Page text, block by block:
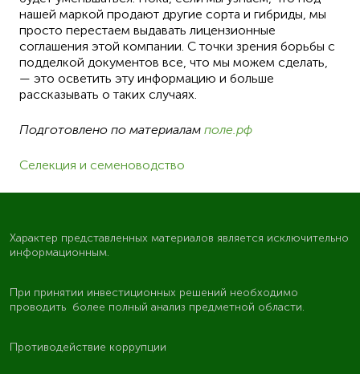
нашей маркой продают другие сорта и гибриды, мы
просто перестаем выдавать лицензионные
соглашения этой компании. С точки зрения борьбы с
подделкой документов все, что мы можем сделать,
— это осветить эту информацию и больше
рассказывать о таких случаях.
Подготовлено по материалам поле.рф
Селекция и семеноводство
Характер представленных материалов является исключительно
информационным.
При принятии инвестиционных решений необходимо
проводить более полный анализ предметной области.
Противодействие коррупции